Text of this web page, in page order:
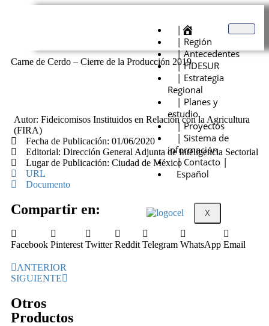
|
| Región
| Antecedentes
| FIDESUR
| Estrategia
Regional
| Planes y
estudio
| Proyectos
| Sistema de
información
| Contacto |
Español
X
Carne de Cerdo – Cierre de la Producción 2019
Autor: Fideicomisos Instituidos en Relación con la Agricultura
(FIRA)
Fecha de Publicación: 01/06/2020
Editorial: Dirección General Adjunta de Inteligencia Sectorial
Lugar de Publicación: Ciudad de México
URL
Documento
Compartir en:
Facebook Pinterest Twitter Reddit Telegram WhatsApp Email
ANTERIOR
SIGUIENTE
Otros
Productos